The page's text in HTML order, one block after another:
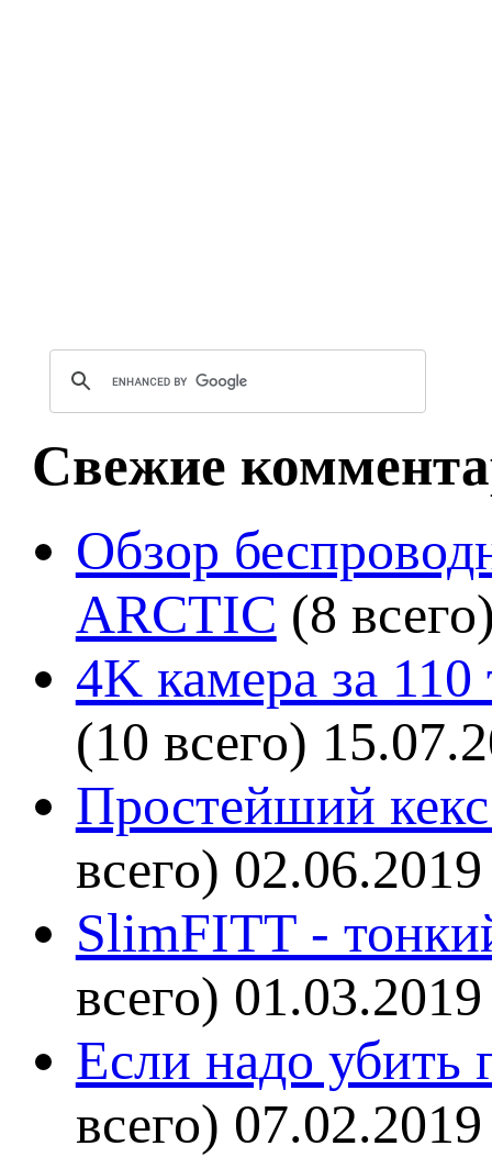
Свежие
Обзор
ARCTIC (8
4K камера за
(10 всего)
Простейший кекс
всего) 02.06.2019
SlimFITT -
всего) 01.03.2019
Если надо убить
всего) 07.02.2019